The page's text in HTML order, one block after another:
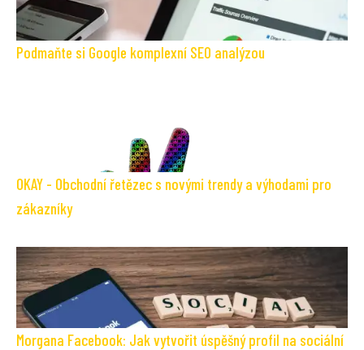
Podmaňte si Google komplexní SEO analýzou
OKAY - Obchodní řetězec s novými trendy a výhodami pro
zákazníky
Morgana Facebook: Jak vytvořit úspěšný profil na sociální